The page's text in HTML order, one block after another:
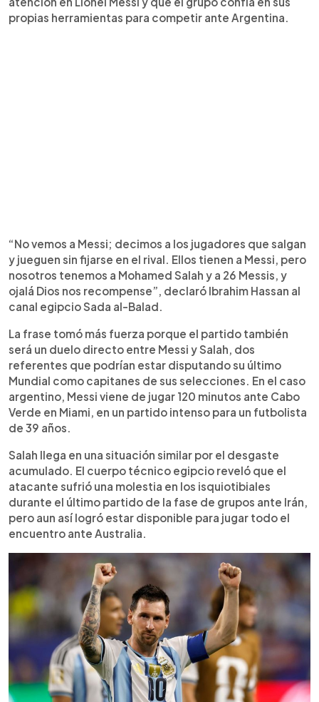
propias herramientas para competir ante Argentina.
“No vemos a Messi; decimos a los jugadores que salgan
y jueguen sin fijarse en el rival. Ellos tienen a Messi, pero
nosotros tenemos a Mohamed Salah y a 26 Messis, y
ojalá Dios nos recompense”, declaró Ibrahim Hassan al
canal egipcio Sada al-Balad.
La frase tomó más fuerza porque el partido también
será un duelo directo entre Messi y Salah, dos
referentes que podrían estar disputando su último
Mundial como capitanes de sus selecciones. En el caso
argentino, Messi viene de jugar 120 minutos ante Cabo
Verde en Miami, en un partido intenso para un futbolista
de 39 años.
Salah llega en una situación similar por el desgaste
acumulado. El cuerpo técnico egipcio reveló que el
atacante sufrió una molestia en los isquiotibiales
durante el último partido de la fase de grupos ante Irán,
pero aun así logró estar disponible para jugar todo el
encuentro ante Australia.